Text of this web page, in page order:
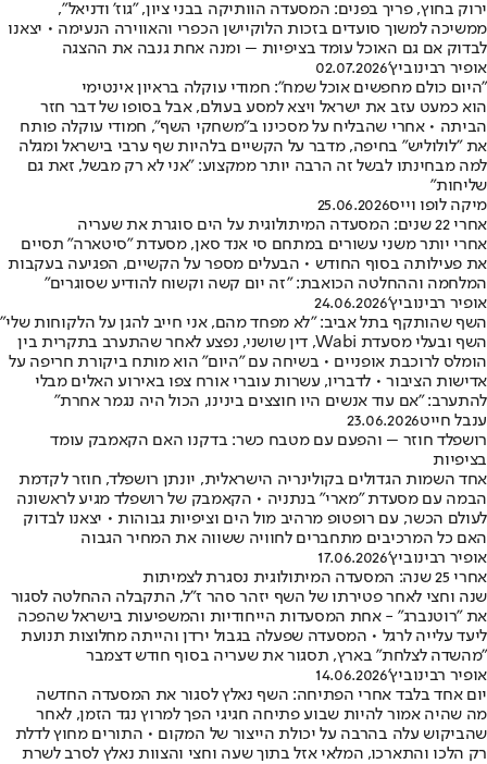
ירוק בחוץ, פריך בפנים: המסעדה הוותיקה בבני ציון, "גוז' ודניאל",
ממשיכה למשוך סועדים בזכות הלוקיישן הכפרי והאווירה הנעימה • יצאנו
לבדוק אם גם האוכל עומד בציפיות – ומנה אחת גנבה את ההצגה
אופיר רבינוביץ'02.07.2026
"היום כולם מחפשים אוכל שמח": חמודי עוקלה בראיון אינטימי
הוא כמעט עזב את ישראל ויצא למסע בעולם, אבל בסופו של דבר חזר
הביתה • אחרי שהבליח על מסכינו ב"משחקי השף", חמודי עוקלה פותח
את "לולוליש" בחיפה, מדבר על הקשיים בלהיות שף ערבי בישראל ומגלה
למה מבחינתו לבשל זה הרבה יותר ממקצוע: "אני לא רק מבשל, זאת גם
שליחות"
מיקה לופו וייס25.06.2026
אחרי 22 שנים: המסעדה המיתולוגית על הים סוגרת את שעריה
אחרי יותר משני עשורים במתחם סי אנד סאן, מסעדת "סיטארה" תסיים
את פעילותה בסוף החודש • הבעלים מספר על הקשיים, הפגיעה בעקבות
המלחמה וההחלטה הכואבת: "זה יום קשה וקשוח להודיע שסוגרים"
אופיר רבינוביץ'24.06.2026
השף שהותקף בתל אביב: "לא מפחד מהם, אני חייב להגן על הלקוחות שלי"
השף ובעלי מסעדת Wabi, דין שושני, נפצע לאחר שהתערב בתקרית בין
הומלס לרוכבת אופניים • בשיחה עם "היום" הוא מותח ביקורת חריפה על
אדישות הציבור • לדבריו, עשרות עוברי אורח צפו באירוע האלים מבלי
להתערב: "אם עוד אנשים היו חוצצים בינינו, הכול היה נגמר אחרת"
ענבל חייט23.06.2026
רושפלד חוזר – והפעם עם מטבח כשר: בדקנו האם הקאמבק עומד
בציפיות
אחד השמות הגדולים בקולינריה הישראלית, יונתן רושפלד, חוזר לקדמת
הבמה עם מסעדת "מארי" בנתניה • הקאמבק של רושפלד מגיע לראשונה
לעולם הכשר, עם רופטופ מרהיב מול הים וציפיות גבוהות • יצאנו לבדוק
האם כל המרכיבים מתחברים לחוויה ששווה את המחיר הגבוה
אופיר רבינוביץ'17.06.2026
אחרי 25 שנה: המסעדה המיתולוגית נסגרת לצמיתות
שנה וחצי לאחר פטירתו של השף יזהר סהר ז"ל, התקבלה ההחלטה לסגור
את "רוטנברג" - אחת המסעדות הייחודיות והמשפיעות בישראל שהפכה
ליעד עלייה לרגל • המסעדה שפעלה בגבול ירדן והייתה מחלוצות תנועת
"מהשדה לצלחת" בארץ, תסגור את שעריה בסוף חודש דצמבר
אופיר רבינוביץ'14.06.2026
יום אחד בלבד אחרי הפתיחה: השף נאלץ לסגור את המסעדה החדשה
מה שהיה אמור להיות שבוע פתיחה חגיגי הפך למרוץ נגד הזמן, לאחר
שהביקוש עלה בהרבה על יכולת הייצור של המקום • התורים מחוץ לדלת
רק הלכו והתארכו, המלאי אזל בתוך שעה וחצי והצוות נאלץ לסרב לשרת